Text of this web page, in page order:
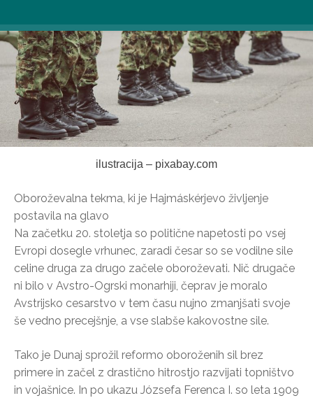
ilustracija – pixabay.com
Oboroževalna tekma, ki je Hajmáskérjevo življenje
postavila na glavo
Na začetku 20. stoletja so politične napetosti po vsej
Evropi dosegle vrhunec, zaradi česar so se vodilne sile
celine druga za drugo začele oboroževati. Nič drugače
ni bilo v Avstro-Ogrski monarhiji, čeprav je moralo
Avstrijsko cesarstvo v tem času nujno zmanjšati svoje
še vedno precejšnje, a vse slabše kakovostne sile.
Tako je Dunaj sprožil reformo oboroženih sil brez
primere in začel z drastično hitrostjo razvijati topništvo
in vojašnice. In po ukazu Józsefa Ferenca I. so leta 1909